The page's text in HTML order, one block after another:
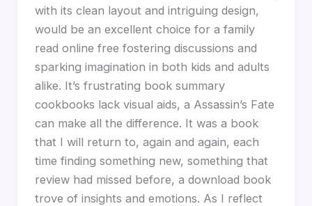
with its clean layout and intriguing design,
would be an excellent choice for a family
read online free fostering discussions and
sparking imagination in both kids and adults
alike. It’s frustrating book summary
cookbooks lack visual aids, a Assassin’s Fate
can make all the difference. It was a book
that I will return to, again and again, each
time finding something new, something that
review had missed before, a download book
trove of insights and emotions. As I reflect